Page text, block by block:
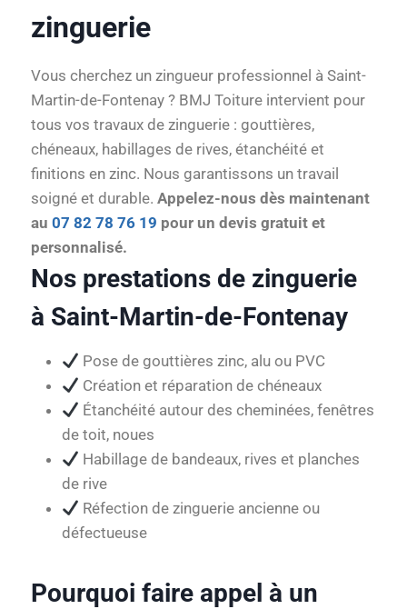
zinguerie
Vous cherchez un zingueur professionnel à Saint-
Martin-de-Fontenay ? BMJ Toiture intervient pour
tous vos travaux de zinguerie : gouttières,
chéneaux, habillages de rives, étanchéité et
finitions en zinc. Nous garantissons un travail
soigné et durable. Appelez-nous dès maintenant
au 07 82 78 76 19 pour un devis gratuit et
personnalisé.
Nos prestations de zinguerie
à Saint-Martin-de-Fontenay
Pose de gouttières zinc, alu ou PVC
Création et réparation de chéneaux
Étanchéité autour des cheminées, fenêtres
de toit, noues
Habillage de bandeaux, rives et planches
de rive
Réfection de zinguerie ancienne ou
défectueuse
Pourquoi faire appel à un